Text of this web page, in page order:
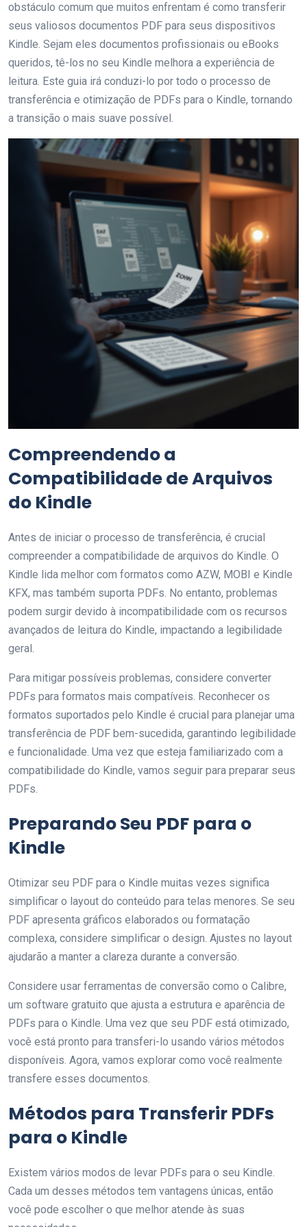
obstáculo comum que muitos enfrentam é como transferir
seus valiosos documentos PDF para seus dispositivos
Kindle. Sejam eles documentos profissionais ou eBooks
queridos, tê-los no seu Kindle melhora a experiência de
leitura. Este guia irá conduzi-lo por todo o processo de
transferência e otimização de PDFs para o Kindle, tornando
a transição o mais suave possível.
Compreendendo a
Compatibilidade de Arquivos
do Kindle
Antes de iniciar o processo de transferência, é crucial
compreender a compatibilidade de arquivos do Kindle. O
Kindle lida melhor com formatos como AZW, MOBI e Kindle
KFX, mas também suporta PDFs. No entanto, problemas
podem surgir devido à incompatibilidade com os recursos
avançados de leitura do Kindle, impactando a legibilidade
geral.
Para mitigar possíveis problemas, considere converter
PDFs para formatos mais compatíveis. Reconhecer os
formatos suportados pelo Kindle é crucial para planejar uma
transferência de PDF bem-sucedida, garantindo legibilidade
e funcionalidade. Uma vez que esteja familiarizado com a
compatibilidade do Kindle, vamos seguir para preparar seus
PDFs.
Preparando Seu PDF para o
Kindle
Otimizar seu PDF para o Kindle muitas vezes significa
simplificar o layout do conteúdo para telas menores. Se seu
PDF apresenta gráficos elaborados ou formatação
complexa, considere simplificar o design. Ajustes no layout
ajudarão a manter a clareza durante a conversão.
Considere usar ferramentas de conversão como o Calibre,
um software gratuito que ajusta a estrutura e aparência de
PDFs para o Kindle. Uma vez que seu PDF está otimizado,
você está pronto para transferi-lo usando vários métodos
disponíveis. Agora, vamos explorar como você realmente
transfere esses documentos.
Métodos para Transferir PDFs
para o Kindle
Existem vários modos de levar PDFs para o seu Kindle.
Cada um desses métodos tem vantagens únicas, então
você pode escolher o que melhor atende às suas